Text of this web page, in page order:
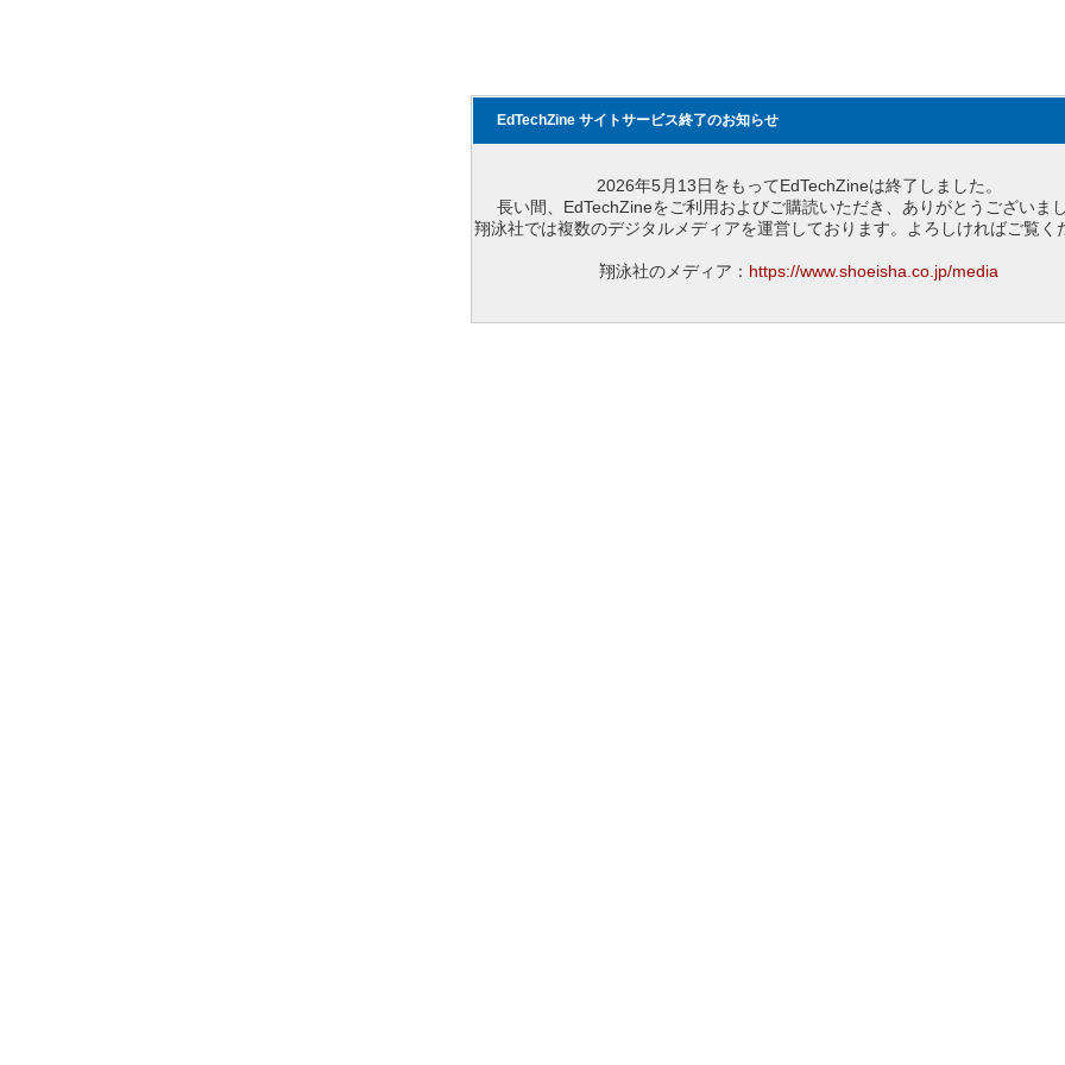
EdTechZine サイトサービス終了のお知らせ
2026年5月13日をもってEdTechZineは終了しました。
長い間、EdTechZineをご利用およびご購読いただき、ありがとうございまし
翔泳社では複数のデジタルメディアを運営しております。よろしければご覧く
翔泳社のメディア： https://www.shoeisha.co.jp/media